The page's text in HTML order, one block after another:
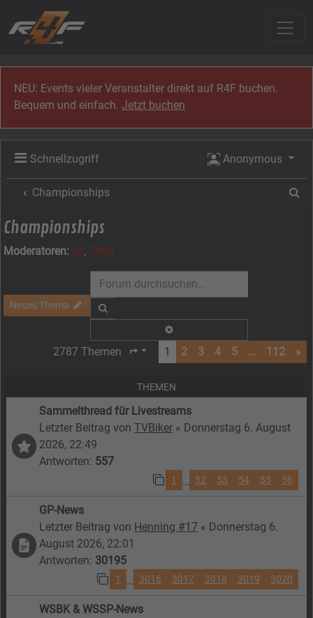
NEU: Events vieler Veranstalter direkt auf R4F buchen.
Bequem und einfach.Jetzt buchen
Schnellzugriff Anonymous
Championships
Championships
Moderatoren: as, Chris
Neues Thema
2787 Themen Seite von112
1 2 3 4 5 … 112 »
THEMEN
Sammelthread für Livestreams
Letzter Beitrag vonTVBiker « Donnerstag 6. August
2026, 22:49
Antworten: 557
1 … 52 53 54 55 56
GP-News
Letzter Beitrag von Henning #17 « Donnerstag 6.
August 2026, 22:01
Antworten: 30195
1 … 3016 3017 3018 3019 3020
WSBK & WSSP-News